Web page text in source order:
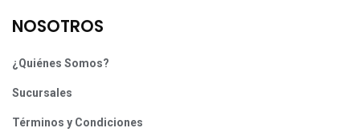
NOSOTROS
¿Quiénes Somos?
Sucursales
Términos y Condiciones